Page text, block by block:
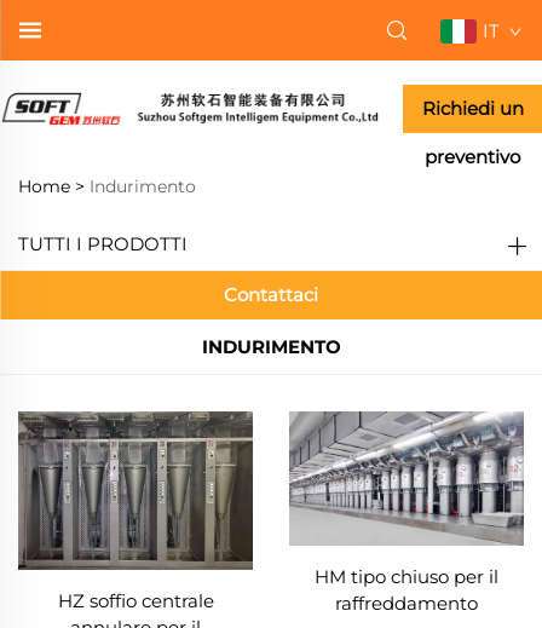
IT
Richiedi un
preventivo
Home > Indurimento
TUTTI I PRODOTTI
Contattaci
INDURIMENTO
HZ soffio centrale
HM tipo chiuso per il
raffreddamento